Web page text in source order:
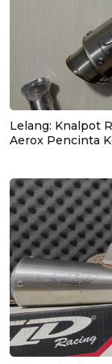
Lelang: Knalpot
Aerox Pencinta